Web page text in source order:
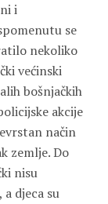
i
se
nekoliko
većinski
bošnjačkih
akcije
način
zemlje. Do
nisu
djeca su